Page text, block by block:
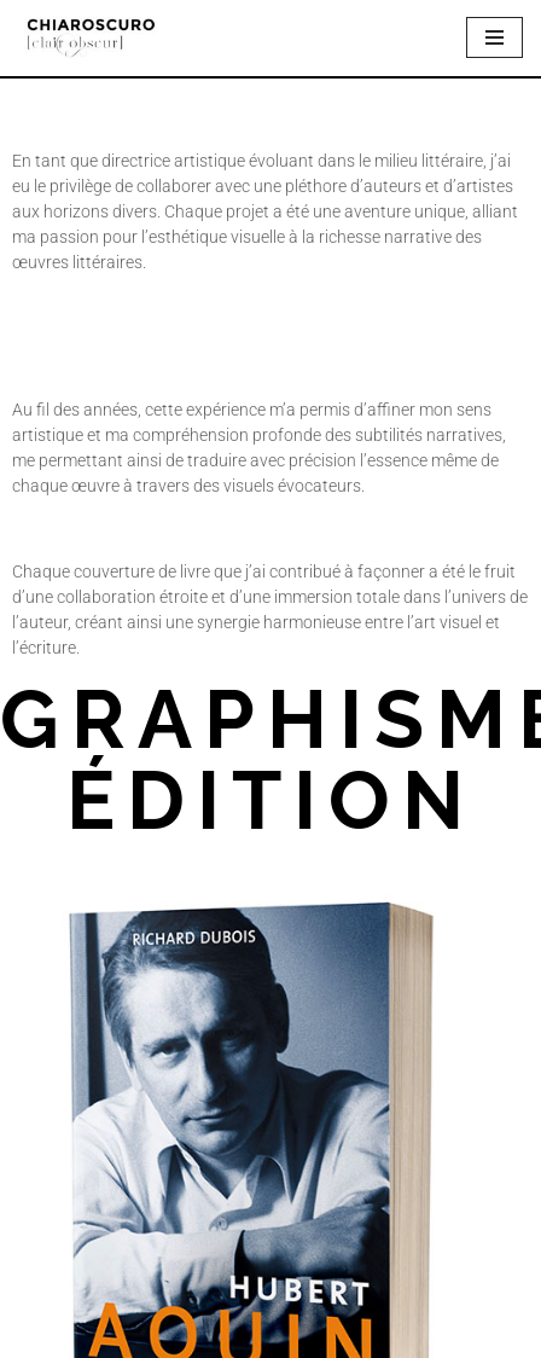
En tant que directrice artistique évoluant dans le milieu littéraire, j’ai
eu le privilège de collaborer avec une pléthore d’auteurs et d’artistes
aux horizons divers. Chaque projet a été une aventure unique, alliant
ma passion pour l’esthétique visuelle à la richesse narrative des
œuvres littéraires.
Au fil des années, cette expérience m’a permis d’affiner mon sens
artistique et ma compréhension profonde des subtilités narratives,
me permettant ainsi de traduire avec précision l’essence même de
chaque œuvre à travers des visuels évocateurs.
Chaque couverture de livre que j’ai contribué à façonner a été le fruit
d’une collaboration étroite et d’une immersion totale dans l’univers de
l’auteur, créant ainsi une synergie harmonieuse entre l’art visuel et
l’écriture.
ÉDITION